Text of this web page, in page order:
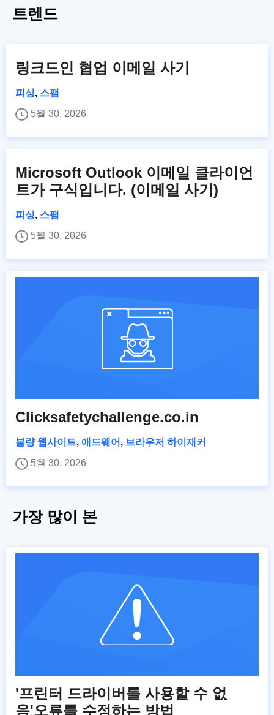
트렌드
링크드인 협업 이메일 사기
피싱, 스팸
5월 30, 2026
Microsoft Outlook 이메일 클라이언
트가 구식입니다. (이메일 사기)
피싱, 스팸
5월 30, 2026
Clicksafetychallenge.co.in
불량 웹사이트, 애드웨어 , 브라우저 하이재커
5월 30, 2026
가장 많이 본
'프린터 드라이버를 사용할 수 없
음'오류를 수정하는 방법